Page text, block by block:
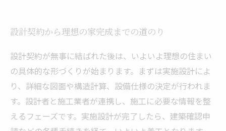
設計契約から理想の家完成までの道のり
設計契約が無事に結ばれた後は、いよいよ理想の住まい
の具体的な形づくりが始まります。まずは実施設計によ
り、詳細な図面や構造計算、設備仕様の決定が行われま
す。設計者と施工業者が連携し、施工に必要な情報を整
えるフェーズです。実施設計が完了したら、建築確認申